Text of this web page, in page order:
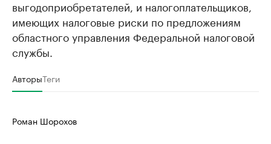
выгодоприобретателей, и налогоплательщиков,
имеющих налоговые риски по предложениям
областного управления Федеральной налоговой
службы.
АвторыТеги
Роман Шорохов